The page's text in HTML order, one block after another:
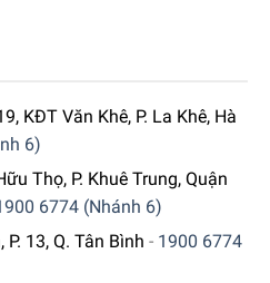
lọ mứt.
nhiệt độ
lưu trữ các đồ dùng, thực
KĐT Văn Khê, P. La Khê, Hà
6)
Thọ, P. Khuê Trung, Quận
6774 (Nhánh 6)
13, Q. Tân Bình - 1900 6774